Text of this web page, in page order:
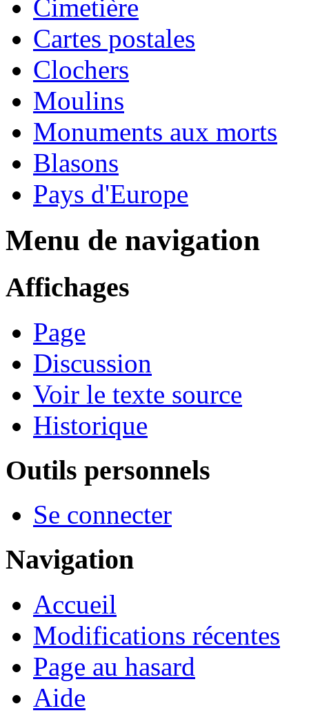
Cimetière
Cartes postales
Clochers
Moulins
Monuments aux morts
Blasons
Pays d'Europe
Menu de navigation
Affichages
Page
Discussion
Voir le texte source
Historique
Outils personnels
Se connecter
Navigation
Accueil
Modifications récentes
Page au hasard
Aide